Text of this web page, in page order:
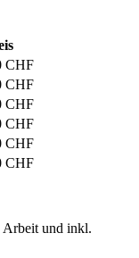
CHF
CHF
CHF
CHF
CHF
CHF
und inkl.